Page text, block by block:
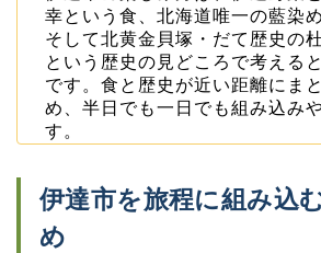
幸という食、北海道唯一の藍染
そして北黄金貝塚・だて歴史の
という歴史の見どころで考える
です。食と歴史が近い距離にま
め、半日でも一日でも組み込み
す。
伊達市を旅程に組み込
め